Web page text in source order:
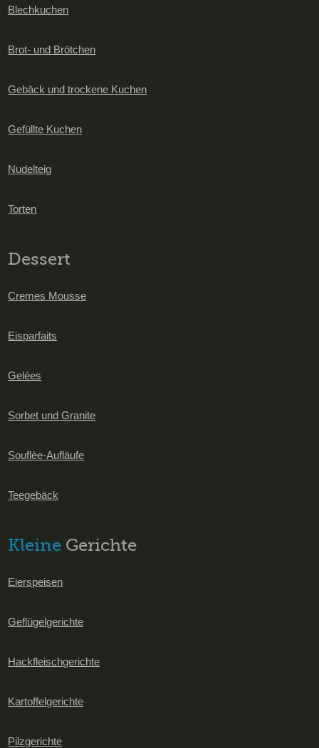
Blechkuchen
Brot- und Brötchen
Gebäck und trockene Kuchen
Gefüllte Kuchen
Nudelteig
Torten
Dessert
Cremes Mousse
Eisparfaits
Gelées
Sorbet und Granite
Souflèe-Aufläufe
Teegebäck
Kleine Gerichte
Eierspeisen
Geflügelgerichte
Hackfleischgerichte
Kartoffelgerichte
Pilzgerichte